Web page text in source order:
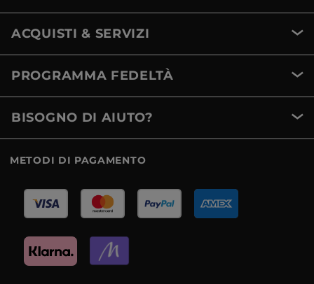
ACQUISTI & SERVIZI
PROGRAMMA FEDELTÀ
BISOGNO DI AIUTO?
METODI DI PAGAMENTO